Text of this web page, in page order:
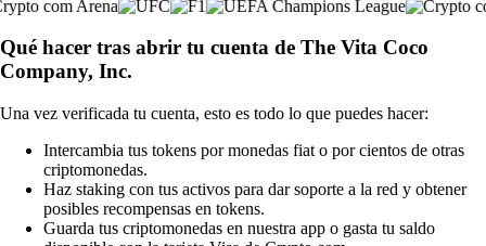
Qué hacer tras abrir tu cuenta de The Vita Coco
Company, Inc.
Una vez verificada tu cuenta, esto es todo lo que puedes hacer:
Intercambia tus tokens por monedas fiat o por cientos de otras
criptomonedas.
Haz staking con tus activos para dar soporte a la red y obtener
posibles recompensas en tokens.
Guarda tus criptomonedas en nuestra app o gasta tu saldo